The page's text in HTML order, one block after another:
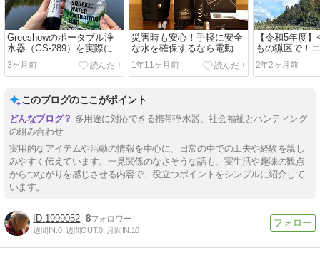
Greeshowのポータブル浄
水器（GS-289）を実際に使
ってみた！アウトドア・防
災で本当に使えるの？？
3ヶ月前
災害時も安心！手軽に安全
な水を確保するなら電動携
帯浄水器「GS-2801」がお
すすめ！
1年11ヶ月前
【令和5年度
もの猟区で！
鴨猟まとめ！
2年2ヶ月前
このブログのここがポイント
多用途に対応できる携帯浄水器、社会福祉とハンティング
の組み合わせ
実用的なアイテムや活動の情報を中心に、日常の中での工夫や経験を親し
みやすく伝えています。一見関係のなさそうな話も、実生活や趣味の観点
からつながりを感じさせる内容で、役立つポイントをシンプルに紹介して
います。
1999052 8
週間IN:0 週間OUT:0 月間IN:10